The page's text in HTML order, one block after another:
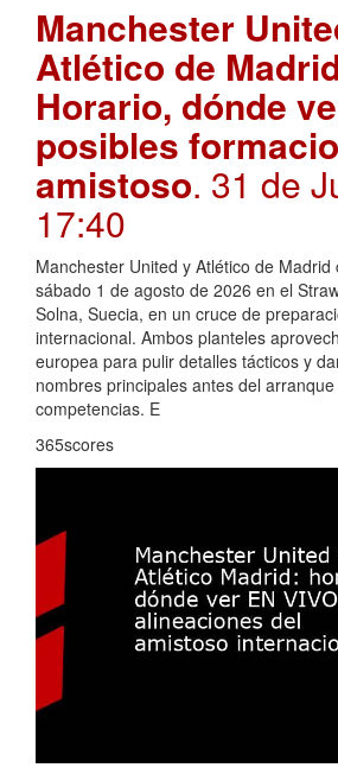
Manchester
Atlético de
Horario, dónde
posibles
amistoso. 31 de
17:40
Manchester United y Atlético de Madrid
sábado 1 de agosto de 2026 en el
Solna, Suecia, en un cruce de
internacional. Ambos planteles
europea para pulir detalles tácticos y
nombres principales antes del
competencias. E
365scores